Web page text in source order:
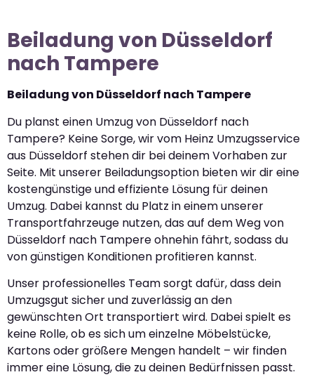
Beiladung von Düsseldorf
nach Tampere
Beiladung von Düsseldorf nach Tampere
Du planst einen Umzug von Düsseldorf nach
Tampere? Keine Sorge, wir vom Heinz Umzugsservice
aus Düsseldorf stehen dir bei deinem Vorhaben zur
Seite. Mit unserer Beiladungsoption bieten wir dir eine
kostengünstige und effiziente Lösung für deinen
Umzug. Dabei kannst du Platz in einem unserer
Transportfahrzeuge nutzen, das auf dem Weg von
Düsseldorf nach Tampere ohnehin fährt, sodass du
von günstigen Konditionen profitieren kannst.
Unser professionelles Team sorgt dafür, dass dein
Umzugsgut sicher und zuverlässig an den
gewünschten Ort transportiert wird. Dabei spielt es
keine Rolle, ob es sich um einzelne Möbelstücke,
Kartons oder größere Mengen handelt – wir finden
immer eine Lösung, die zu deinen Bedürfnissen passt.